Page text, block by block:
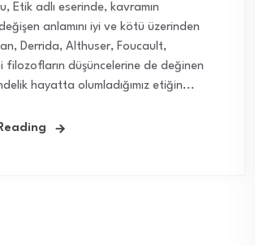
Etik adlı eserinde, kavramın
anlamını iyi ve kötü üzerinden
Derrida, Althuser, Foucault,
filozofların düşüncelerine de değinen
hayatta olumladığımız etiğin...